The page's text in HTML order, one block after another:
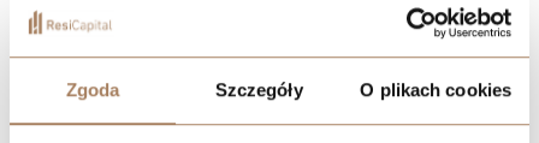
Zgoda Szczegóły O plikach cookies
jakości
Doświadczenie dewelopera i jego wcześniejsze realizacje są
ważnym punktem odniesienia, ale nie powinny być jedynym
kryterium oceny. Równie istotne jest to, jak deweloper prowadzi